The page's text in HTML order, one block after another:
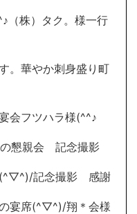
（株）タク。様一行
。華やか刺身盛り町
会フツハラ様(^^♪
懇親会 記念撮影
(^▽^)/記念撮影 感謝
宴席(^▽^)/翔＊会様